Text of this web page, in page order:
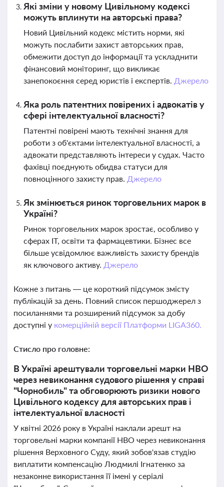
Які зміни у новому Цивільному кодексі
можуть вплинути на авторські права?
Новий Цивільний кодекс містить норми, які
можуть послабити захист авторських прав,
обмежити доступ до інформації та ускладнити
фінансовий моніторинг, що викликає
занепокоєння серед юристів і експертів. Джерело
Яка роль патентних повірених і адвокатів у
сфері інтелектуальної власності?
Патентні повірені мають технічні знання для
роботи з об'єктами інтелектуальної власності, а
адвокати представляють інтереси у судах. Часто
фахівці поєднують обидва статуси для
повноцінного захисту прав. Джерело
Як змінюється ринок торговельних марок в
Україні?
Ринок торговельних марок зростає, особливо у
сферах IT, освіти та фармацевтики. Бізнес все
більше усвідомлює важливість захисту брендів
як ключового активу. Джерело
Кожне з питань — це короткий підсумок змісту
публікацій за день. Повний список першоджерел з
посиланнями та розширений підсумок за добу
доступні у комерційній версії Платформи LIGA360.
Стисло про головне:
В Україні арештували торговельні марки HBO
через невиконання судового рішення у справі
"Чорнобиль" та обговорюють ризики нового
Цивільного кодексу для авторських прав і
інтелектуальної власності
У квітні 2026 року в Україні наклали арешт на
торговельні марки компанії HBO через невиконання
рішення Верховного Суду, який зобов'язав студію
виплатити компенсацію Людмилі Ігнатенко за
незаконне використання її імені у серіалі